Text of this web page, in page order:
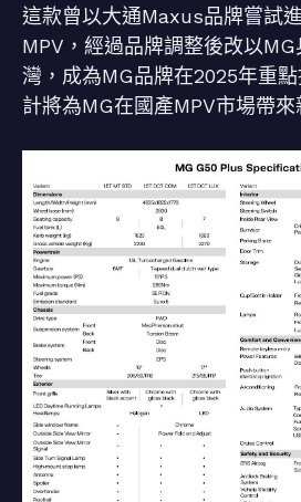
這款曾以大通Maxus品牌嘗試
MPV，經過品牌調整後改以
灣，成為MG品牌在2025年重
計將為MG在國產MPV市場帶來